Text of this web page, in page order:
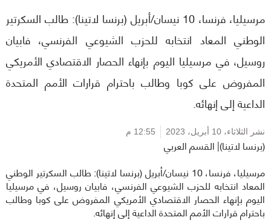
مرسيليا، فرنسا، 10 نيسان/أبريل (برنسا لاتينا): طالب السكرتير
الوطني المعاد انتخابه للحزب الشيوعي الفرنسي، فابيان
روسيل، في مرسيليا اليوم بإنهاء الحصار الاقتصادي الأمريكي
المفروض على كوبا وطالب باحترام قرارات الأمم المتحدة
الداعية إلى إنهائه.
نشر الثلاثاء، 10 أبريل، 2023 12:55 م
(برنسا لاتينا)| القسم العربي
مرسيليا، فرنسا، 10 نيسان/أبريل (برنسا لاتينا): طالب السكرتير الوطني
المعاد انتخابه للحزب الشيوعي الفرنسي، فابيان روسيل، في مرسيليا
اليوم بإنهاء الحصار الاقتصادي الأمريكي المفروض على كوبا وطالب
باحترام قرارات الأمم المتحدة الداعية إلى إنهائه.